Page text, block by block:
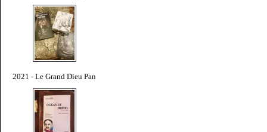
2021 - Le Grand Dieu Pan